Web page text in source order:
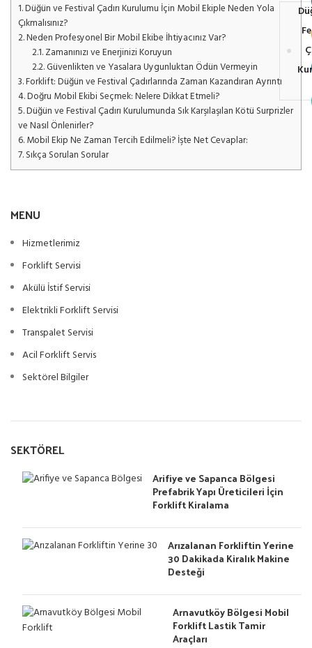
1.Düğün ve Festival Çadırı Kurulumu İçin Mobil Ekiple Neden Yola
Çıkmalısınız?
2.Neden Profesyonel Bir Mobil Ekibe İhtiyacınız Var?
2.1.Zamanınızı ve Enerjinizi Koruyun
2.2.Güvenlikten ve Yasalara Uygunluktan Ödün Vermeyin
3.Forklift: Düğün ve Festival Çadırlarında Zaman Kazandıran Ayrıntı
4.Doğru Mobil Ekibi Seçmek: Nelere Dikkat Etmeli?
5.Düğün ve Festival Çadırı Kurulumunda Sık Karşılaşılan Kötü Surprizler
ve Nasıl Önlenirler?
6.Mobil Ekip Ne Zaman Tercih Edilmeli? İşte Net Cevaplar:
7.Sıkça Sorulan Sorular
MENU
Hizmetlerimiz
Forklift Servisi
Akülü İstif Servisi
Elektrikli Forklift Servisi
Transpalet Servisi
Acil Forklift Servis
Sektörel Bilgiler
SEKTÖREL
Arifiye ve Sapanca Bölgesi
Prefabrik Yapı Üreticileri İçin
Forklift Kiralama
Arızalanan Forkliftin Yerine
30 Dakikada Kiralık Makine
Desteği
Arnavutköy Bölgesi Mobil
Forklift Lastik Tamir
Araçları